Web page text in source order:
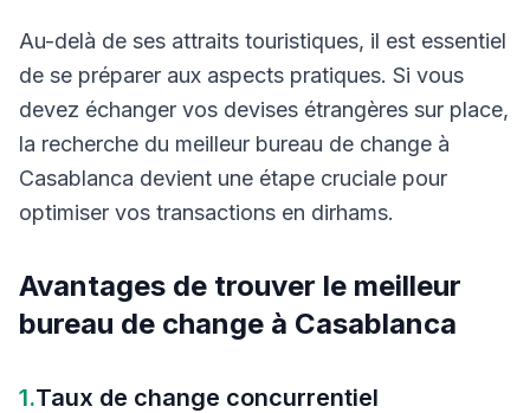
Au-delà de ses attraits touristiques, il est essentiel
de se préparer aux aspects pratiques. Si vous
devez échanger vos devises étrangères sur place,
la recherche du meilleur bureau de change à
Casablanca devient une étape cruciale pour
optimiser vos transactions en dirhams.
Avantages de trouver le meilleur
bureau de change à Casablanca
1.Taux de change concurrentiel